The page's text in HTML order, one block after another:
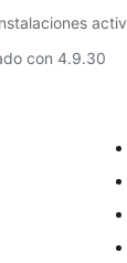
con 4.9.30